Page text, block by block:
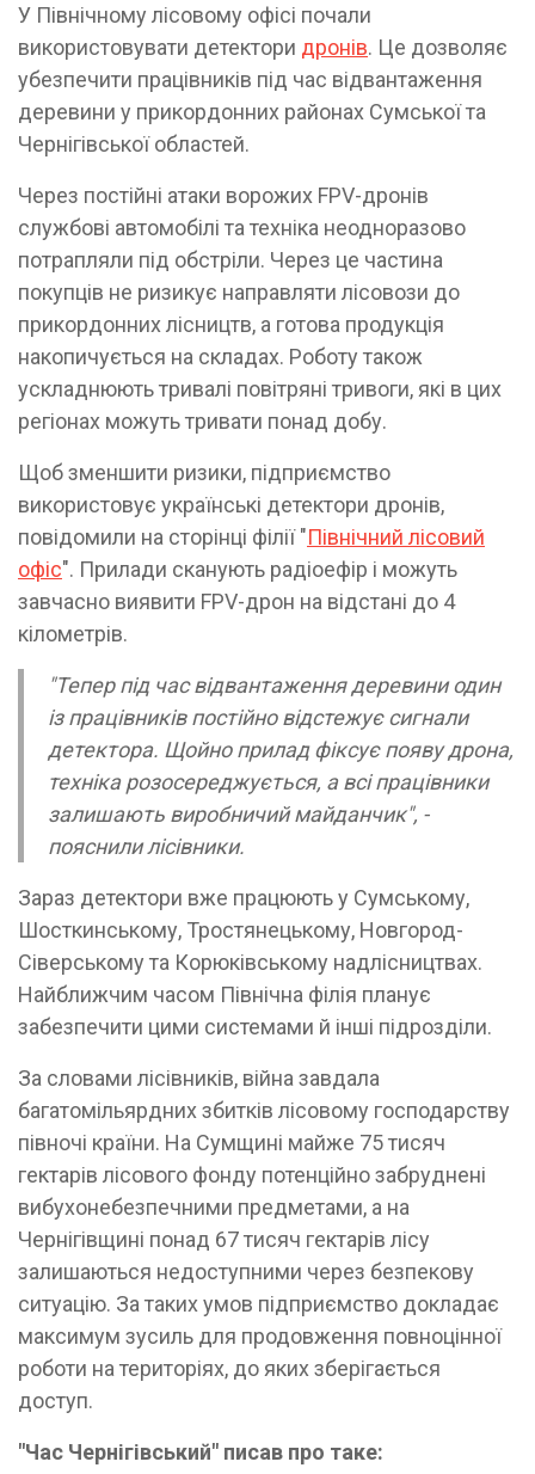
У Північному лісовому офісі почали
використовувати детектори дронів. Це дозволяє
убезпечити працівників під час відвантаження
деревини у прикордонних районах Сумської та
Чернігівської областей.
Через постійні атаки ворожих FPV-дронів
службові автомобілі та техніка неодноразово
потрапляли під обстріли. Через це частина
покупців не ризикує направляти лісовози до
прикордонних лісництв, а готова продукція
накопичується на складах. Роботу також
ускладнюють тривалі повітряні тривоги, які в цих
регіонах можуть тривати понад добу.
Щоб зменшити ризики, підприємство
використовує українські детектори дронів,
повідомили на сторінці філії "Північний лісовий
офіс". Прилади сканують радіоефір і можуть
завчасно виявити FPV-дрон на відстані до 4
кілометрів.
"Тепер під час відвантаження деревини один
із працівників постійно відстежує сигнали
детектора. Щойно прилад фіксує появу дрона,
техніка розосереджується, а всі працівники
залишають виробничий майданчик", -
пояснили лісівники.
Зараз детектори вже працюють у Сумському,
Шосткинському, Тростянецькому, Новгород-
Сіверському та Корюківському надлісництвах.
Найближчим часом Північна філія планує
забезпечити цими системами й інші підрозділи.
За словами лісівників, війна завдала
багатомільярдних збитків лісовому господарству
півночі країни. На Сумщині майже 75 тисяч
гектарів лісового фонду потенційно забруднені
вибухонебезпечними предметами, а на
Чернігівщині понад 67 тисяч гектарів лісу
залишаються недоступними через безпекову
ситуацію. За таких умов підприємство докладає
максимум зусиль для продовження повноцінної
роботи на територіях, до яких зберігається
доступ.
"Час Чернігівський" писав про таке: